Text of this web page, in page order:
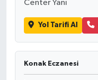
Center Yanı
Yol Tarifi Al
Konak Eczanesi